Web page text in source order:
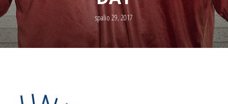
spalio 29, 2017